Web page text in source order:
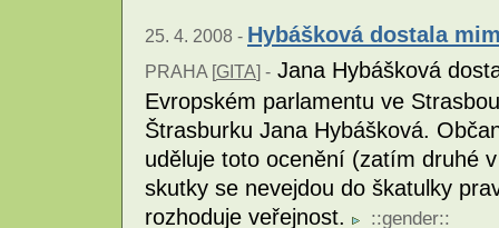
25. 4. 2008 - Hybášková dostala
PRAHA [GITA] - Jana Hybášková
Evropském parlamentu ve
Štrasburku Jana Hybášková.
uděluje toto ocenění (zatím druhé
skutky se nevejdou do škatulky
rozhoduje veřejnost.
::gender::